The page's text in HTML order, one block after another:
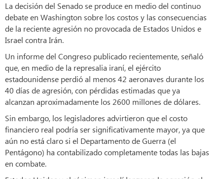
La decisión del Senado se produce en medio del continuo
debate en Washington sobre los costos y las consecuencias
de la reciente agresión no provocada de Estados Unidos e
Israel contra Irán.
Un informe del Congreso publicado recientemente, señaló
que, en medio de la represalia iraní, el ejército
estadounidense perdió al menos 42 aeronaves durante los
40 días de agresión, con pérdidas estimadas que ya
alcanzan aproximadamente los 2600 millones de dólares.
Sin embargo, los legisladores advirtieron que el costo
financiero real podría ser significativamente mayor, ya que
aún no está claro si el Departamento de Guerra (el
Pentágono) ha contabilizado completamente todas las bajas
en combate.